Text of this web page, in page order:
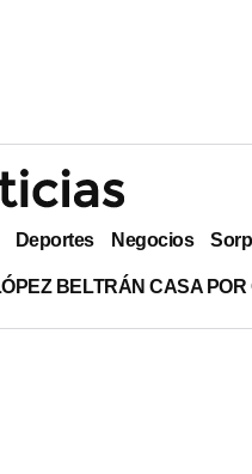
Deportes Negocios
BELTRÁN CASA